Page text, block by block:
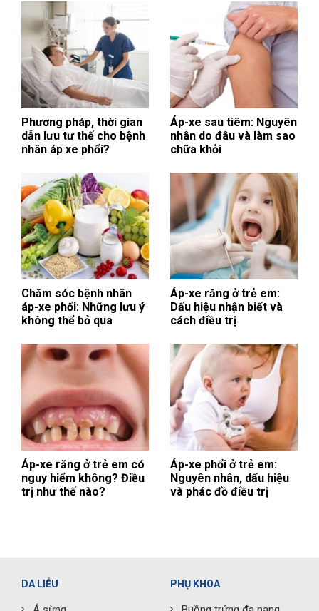
Phương pháp, thời gian
dẫn lưu tư thế cho bệnh
nhân áp xe phổi?
Áp-xe sau tiêm: Nguyên
nhân do đâu và làm sao
chữa khỏi
Chăm sóc bệnh nhân
áp-xe phổi: Những lưu ý
không thể bỏ qua
Áp-xe răng ở trẻ em:
Dấu hiệu nhận biết và
cách điều trị
Áp-xe răng ở trẻ em có
nguy hiểm không? Điều
trị như thế nào?
Áp-xe phổi ở trẻ em:
Nguyên nhân, dấu hiệu
và phác đồ điều trị
DA LIỄU PHỤ KHOA